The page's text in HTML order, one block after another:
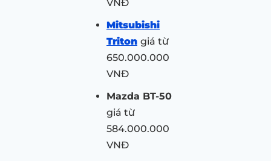
VNĐ
Mitsubishi
Triton giá từ
650.000.000
VNĐ
Mazda BT-50
giá từ
584.000.000
VNĐ